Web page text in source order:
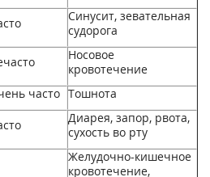
Синусит, зевательная
судорога
Носовое
кровотечение
часто Тошнота
Диарея, запор, рвота,
сухость во рту
Желудочно-кишечное
кровотечение,